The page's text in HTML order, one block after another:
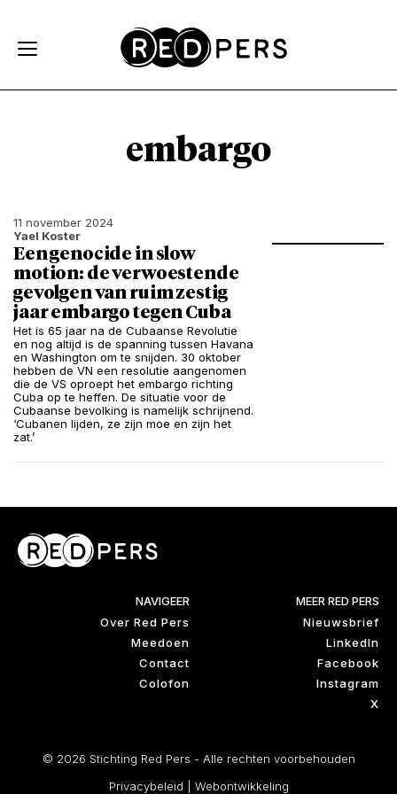
embargo
11 november 2024
Yael Koster
Een genocide in slow
motion: de verwoestende
gevolgen van ruim zestig
jaar embargo tegen Cuba
Het is 65 jaar na de Cubaanse Revolutie
en nog altijd is de spanning tussen Havana
en Washington om te snijden. 30 oktober
hebben de VN een resolutie aangenomen
die de VS oproept het embargo richting
Cuba op te heffen. De situatie voor de
Cubaanse bevolking is namelijk schrijnend.
‘Cubanen lijden, ze zijn moe en zijn het
zat.’
NAVIGEER
Over Red Pers
Meedoen
Contact
Colofon
MEER RED PERS
Nieuwsbrief
LinkedIn
Facebook
Instagram
X
© 2026 Stichting Red Pers - Alle rechten voorbehouden
Privacybeleid
Webontwikkeling